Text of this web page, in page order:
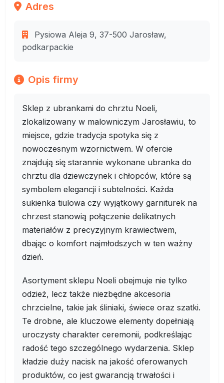
Adres
Pysiowa Aleja 9, 37-500 Jarosław,
podkarpackie
Opis firmy
Sklep z ubrankami do chrztu Noeli,
zlokalizowany w malowniczym Jarosławiu, to
miejsce, gdzie tradycja spotyka się z
nowoczesnym wzornictwem. W ofercie
znajdują się starannie wykonane ubranka do
chrztu dla dziewczynek i chłopców, które są
symbolem elegancji i subtelności. Każda
sukienka tiulowa czy wyjątkowy garniturek na
chrzest stanowią połączenie delikatnych
materiałów z precyzyjnym krawiectwem,
dbając o komfort najmłodszych w ten ważny
dzień.
Asortyment sklepu Noeli obejmuje nie tylko
odzież, lecz także niezbędne akcesoria
chrzcielne, takie jak śliniaki, świece oraz szatki.
Te drobne, ale kluczowe elementy dopełniają
uroczysty charakter ceremonii, podkreślając
radość tego szczególnego wydarzenia. Sklep
kładzie duży nacisk na jakość oferowanych
produktów, co jest gwarancją trwałości i